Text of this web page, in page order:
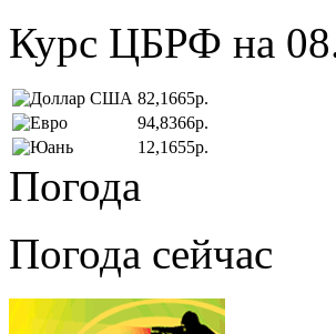
Курс ЦБРФ на
82,1665р.
94,8366р.
12,1655р.
Погода
Погода сейчас